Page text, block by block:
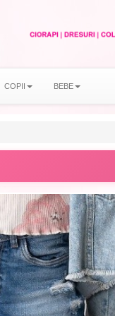
COPII BEBE